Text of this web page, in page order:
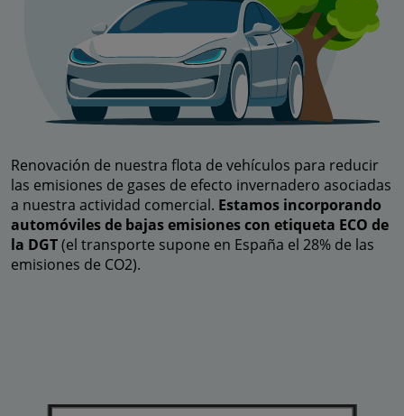
Renovación de nuestra flota de vehículos para reducir
las emisiones de gases de efecto invernadero asociadas
a nuestra actividad comercial. Estamos incorporando
automóviles de bajas emisiones con etiqueta ECO de
la DGT(el transporte supone en España el 28% de las
emisiones de CO2).